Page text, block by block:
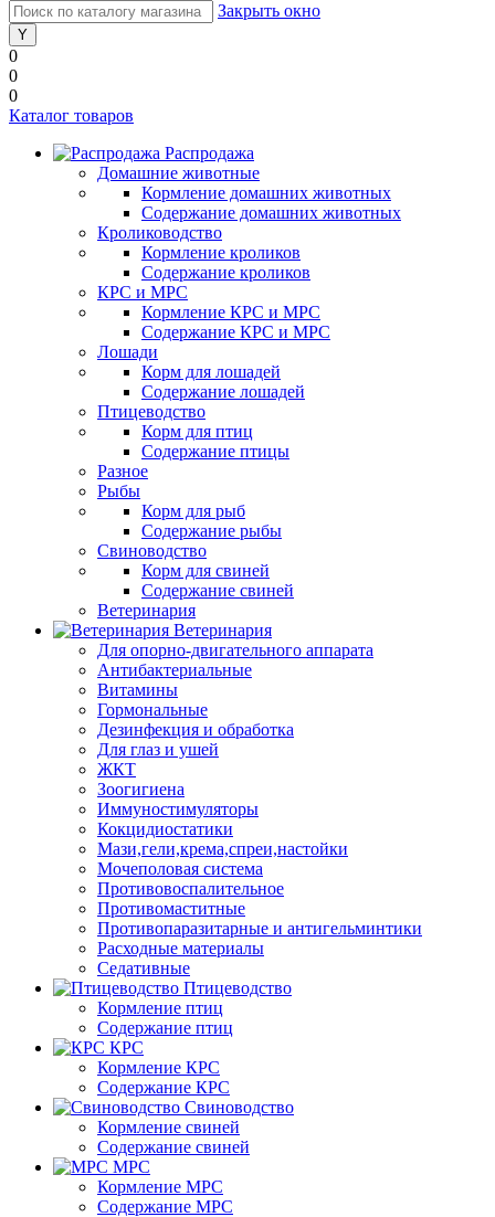
Закрыть окно
0
0
0
Каталог товаров
Распродажа
Домашние животные
Кормление домашних животных
Содержание домашних животных
Кролиководство
Кормление кроликов
Содержание кроликов
КРС и МРС
Кормление КРС и МРС
Содержание КРС и МРС
Лошади
Корм для лошадей
Содержание лошадей
Птицеводство
Корм для птиц
Содержание птицы
Разное
Рыбы
Корм для рыб
Содержание рыбы
Свиноводство
Корм для свиней
Содержание свиней
Ветеринария
Ветеринария
Для опорно-двигательного аппарата
Антибактериальные
Витамины
Гормональные
Дезинфекция и обработка
Для глаз и ушей
ЖКТ
Зоогигиена
Иммуностимуляторы
Кокцидиостатики
Мази,гели,крема,спреи,настойки
Мочеполовая система
Противовоспалительное
Противомаститные
Противопаразитарные и антигельминтики
Расходные материалы
Седативные
Птицеводство
Кормление птиц
Содержание птиц
КРС
Кормление КРС
Содержание КРС
Свиноводство
Кормление свиней
Содержание свиней
МРС
Кормление МРС
Содержание МРС